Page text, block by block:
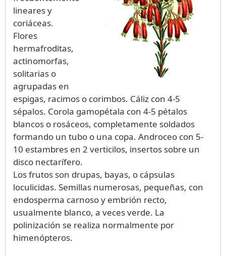
lineares y
coriáceas.
Flores
hermafroditas,
actinomorfas,
solitarias o
agrupadas en
espigas, racimos o corimbos. Cáliz con 4-5
sépalos. Corola gamopétala con 4-5 pétalos
blancos o rosáceos, completamente soldados
formando un tubo o una copa. Androceo con 5-
10 estambres en 2 verticilos, insertos sobre un
disco nectarífero.
Los frutos son drupas, bayas, o cápsulas
loculicidas. Semillas numerosas, pequeñas, con
endosperma carnoso y embrión recto,
usualmente blanco, a veces verde. La
polinización se realiza normalmente por
himenópteros.